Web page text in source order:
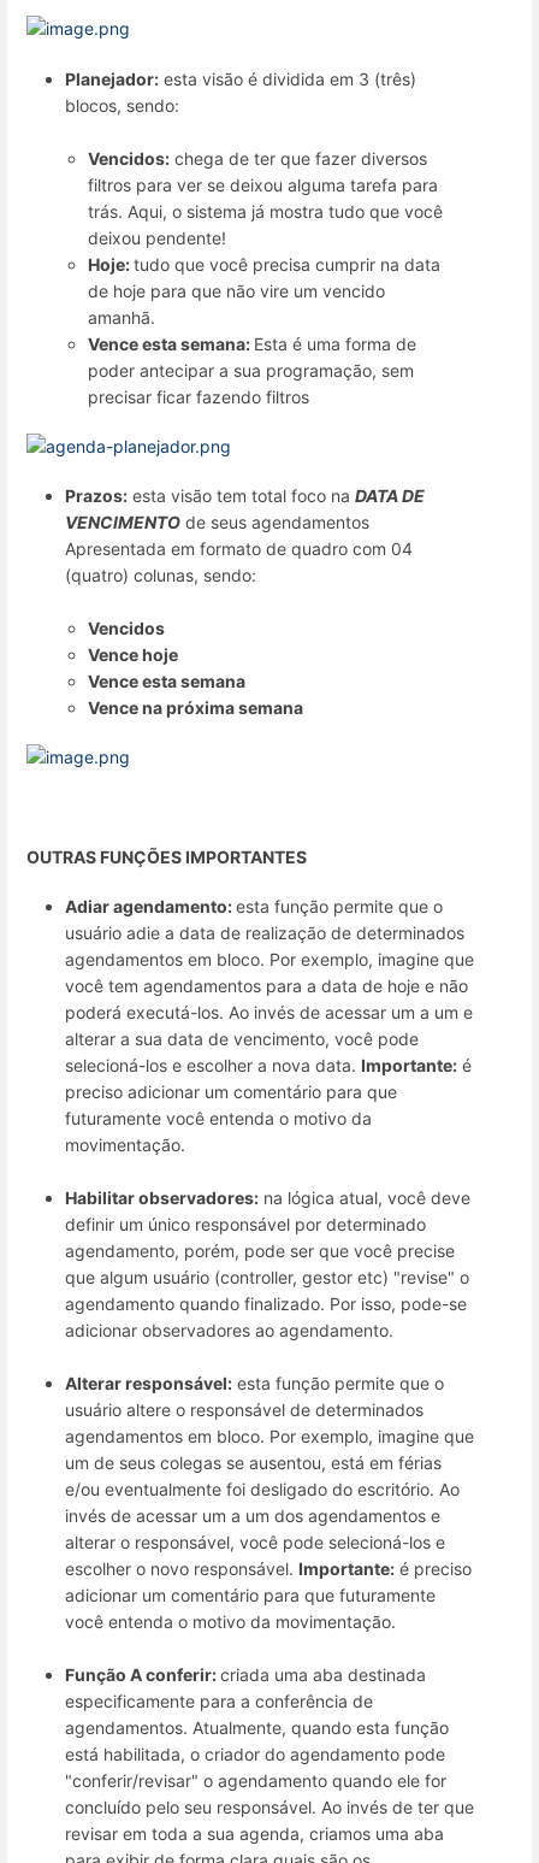
Planejador: esta visão é dividida em 3 (três)
blocos, sendo:
Vencidos: chega de ter que fazer diversos
filtros para ver se deixou alguma tarefa para
trás. Aqui, o sistema já mostra tudo que você
deixou pendente!
Hoje:tudo que você precisa cumprir na data
de hoje para que não vire um vencido
amanhã.
Vence esta semana: Esta é uma forma de
poder antecipar a sua programação, sem
precisar ficar fazendo filtros
Prazos: esta visão tem total foco na DATA DE
VENCIMENTO de seus agendamentos
Apresentada em formato de quadro com 04
(quatro) colunas, sendo:
Vencidos
Vence hoje
Vence esta semana
Vence na próxima semana
OUTRAS FUNÇÕES IMPORTANTES
Adiar agendamento:esta função permite que o
usuário adie a data de realização de determinados
agendamentos em bloco. Por exemplo, imagine que
você tem agendamentos para a data de hoje e não
poderá executá-los. Ao invés de acessar um a um e
alterar a sua data de vencimento, você pode
selecioná-los e escolher a nova data. Importante: é
preciso adicionar um comentário para que
futuramente você entenda o motivo da
movimentação.
Habilitar observadores: na lógica atual, você deve
definir um único responsável por determinado
agendamento, porém, pode ser que você precise
que algum usuário (controller, gestor etc) "revise" o
agendamento quando finalizado. Por isso, pode-se
adicionar observadores ao agendamento.
Alterar responsável: esta função permite que o
usuário altere o responsável de determinados
agendamentos em bloco. Por exemplo, imagine que
um de seus colegas se ausentou, está em férias
e/ou eventualmente foi desligado do escritório. Ao
invés de acessar um a um dos agendamentos e
alterar o responsável, você pode selecioná-los e
escolher o novo responsável. Importante: é preciso
adicionar um comentário para que futuramente
você entenda o motivo da movimentação.
Função A conferir:criada uma aba destinada
especificamente para a conferência de
agendamentos. Atualmente, quando esta função
está habilitada, o criador do agendamento pode
"conferir/revisar" o agendamento quando ele for
concluído pelo seu responsável. Ao invés de ter que
revisar em toda a sua agenda, criamos uma aba